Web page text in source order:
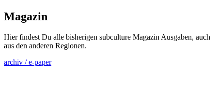
Magazin
Hier findest Du alle bisherigen subculture Magazin Ausgaben, auch
aus den anderen Regionen.
archiv / e-paper